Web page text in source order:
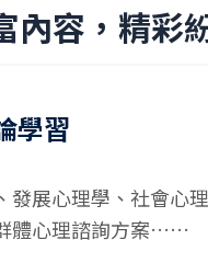
內容，精彩
學習
發展心理學、社會心
體心理諮詢方案……